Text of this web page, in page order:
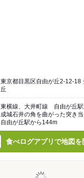
東京都目黒区自由が丘2-12-18
丘
東横線、大井町線 自由が丘駅
成城石井の角を曲がった突き当
自由が丘駅から144m
食べログアプリで地図を